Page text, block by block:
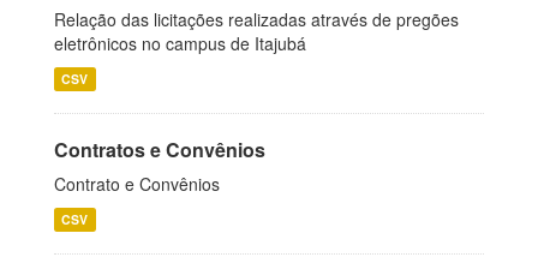
Relação das licitações realizadas através de pregões
eletrônicos no campus de Itajubá
CSV
Contratos e Convênios
Contrato e Convênios
CSV